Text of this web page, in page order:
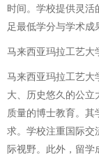
时间。学校提供灵活
足最低学分与学术成
马来西亚玛拉工艺大
马来西亚玛拉工艺大
大、历史悠久的公立
质量的博士教育。其
求。学校注重国际交
际视野。此外，留